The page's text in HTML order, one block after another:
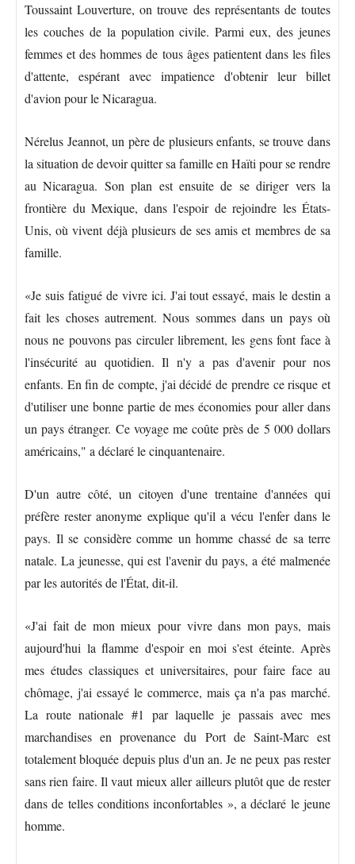
Toussaint Louverture, on trouve des représentants de toutes
les couches de la population civile. Parmi eux, des jeunes
femmes et des hommes de tous âges patientent dans les files
d'attente, espérant avec impatience d'obtenir leur billet
d'avion pour le Nicaragua.
Nérelus Jeannot, un père de plusieurs enfants, se trouve dans
la situation de devoir quitter sa famille en Haïti pour se rendre
au Nicaragua. Son plan est ensuite de se diriger vers la
frontière du Mexique, dans l'espoir de rejoindre les États-
Unis, où vivent déjà plusieurs de ses amis et membres de sa
famille.
«Je suis fatigué de vivre ici. J'ai tout essayé, mais le destin a
fait les choses autrement. Nous sommes dans un pays où
nous ne pouvons pas circuler librement, les gens font face à
l'insécurité au quotidien. Il n'y a pas d'avenir pour nos
enfants. En fin de compte, j'ai décidé de prendre ce risque et
d'utiliser une bonne partie de mes économies pour aller dans
un pays étranger. Ce voyage me coûte près de 5 000 dollars
américains," a déclaré le cinquantenaire.
D'un autre côté, un citoyen d'une trentaine d'années qui
préfère rester anonyme explique qu'il a vécu l'enfer dans le
pays. Il se considère comme un homme chassé de sa terre
natale. La jeunesse, qui est l'avenir du pays, a été malmenée
par les autorités de l'État, dit-il.
«J'ai fait de mon mieux pour vivre dans mon pays, mais
aujourd'hui la flamme d'espoir en moi s'est éteinte. Après
mes études classiques et universitaires, pour faire face au
chômage, j'ai essayé le commerce, mais ça n'a pas marché.
La route nationale #1 par laquelle je passais avec mes
marchandises en provenance du Port de Saint-Marc est
totalement bloquée depuis plus d'un an. Je ne peux pas rester
sans rien faire. Il vaut mieux aller ailleurs plutôt que de rester
dans de telles conditions inconfortables », a déclaré le jeune
homme.